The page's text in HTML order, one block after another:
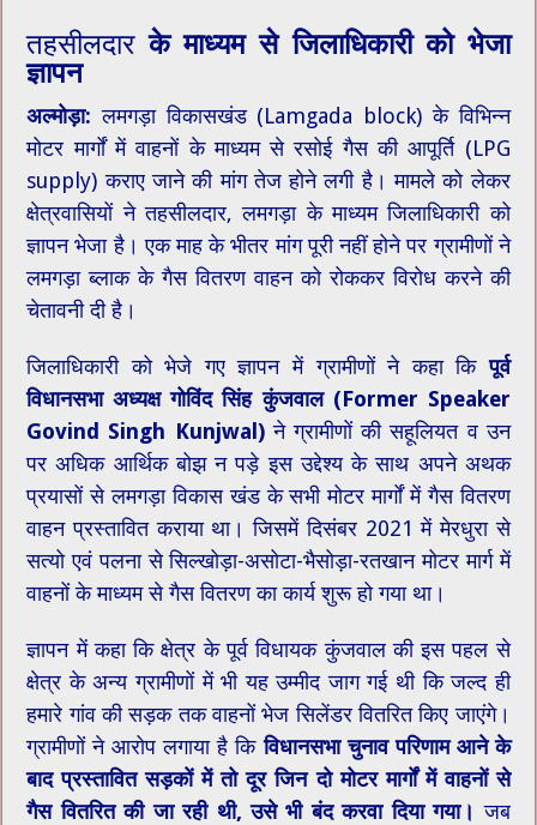
तहसीलदारके माध्यम से जिलाधिकारी को भेजा
ज्ञापन
अल्मोड़ा: लमगड़ा विकासखंड (Lamgada block) के विभिन्न
मोटर मार्गों में वाहनों के माध्यम से रसोई गैस की आपूर्ति (LPG
supply) कराए जाने की मांग तेज होने लगी है। मामले को लेकर
क्षेत्रवासियों ने तहसीलदार, लमगड़ा के माध्यम जिलाधिकारी को
ज्ञापन भेजा है। एक माह के भीतर मांग पूरी नहीं होने पर ग्रामीणों ने
लमगड़ा ब्लाक के गैस वितरण वाहन को रोककर विरोध करने की
चेतावनी दी है।
जिलाधिकारी को भेजे गए ज्ञापन में ग्रामीणों ने कहा किपूर्व
विधानसभा अध्यक्ष गोविंद सिंह कुंजवाल (Former Speaker
Govind Singh Kunjwal)ने ग्रामीणों की सहूलियत व उन
पर अधिक ​आर्थिक बोझ न पड़े इस उद्देश्य के साथ अपने अथक
प्रयासों से लमगड़ा विकास खंड के सभी मोटर मार्गों में गैस वितरण
वाहन प्रस्तावित कराया था। जिसमें दिसंबर 2021 में मेरधुरा से
सत्यो एवं पलना से सिल्खोड़ा-असोटा-भैसोड़ा-रतखान मोटर मार्ग में
वाहनों के माध्यम से गैस वितरण का कार्य शुरू हो गया था।
ज्ञापन में कहा कि क्षेत्र के पूर्व विधायक कुंजवाल की इस पहल से
क्षेत्र के अन्य ग्रामीणों में भी यह उम्मीद जाग गई थी कि जल्द ही
हमारे गांव की सड़क तक वाहनों भेज सिलेंडर वितरित किए जाएंगे।
ग्रामीणों ने आरोप लगाया है किविधानसभा चुनाव परिणाम आने के
बाद प्रस्तावित सड़कों में तो दूर जिन दो मोटर मार्गों में वाहनों से
गैस वितरित की जा रही थी, उसे भी बंद करवा दिया गया। जब